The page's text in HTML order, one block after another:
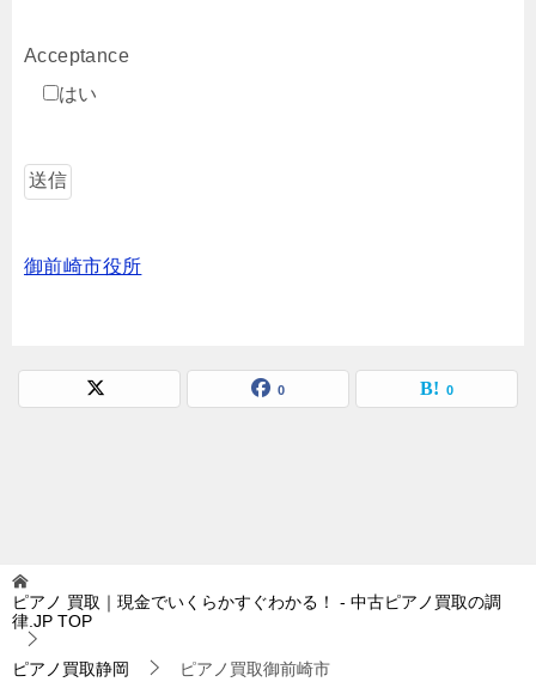
Acceptance
はい
御前崎市役所
0 0
ピアノ 買取｜現金でいくらかすぐわかる！ - 中古ピアノ買取の調
律.JP TOP
ピアノ買取静岡 ピアノ買取御前崎市